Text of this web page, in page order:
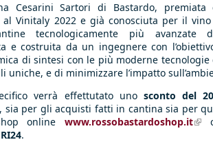
Cesarini Sartori di Bastardo, premiata
al Vinitaly 2022 e già conosciuta per il
tecnologicamente più avanzate
e costruita da un ingegnere con
di sintesi con le più moderne
uniche, e di minimizzare l’impatto
verrà effettutato uno sconto del
sia per gli acquisti fatti in cantina sia per
onlinewww.rossobastardoshop.it
.